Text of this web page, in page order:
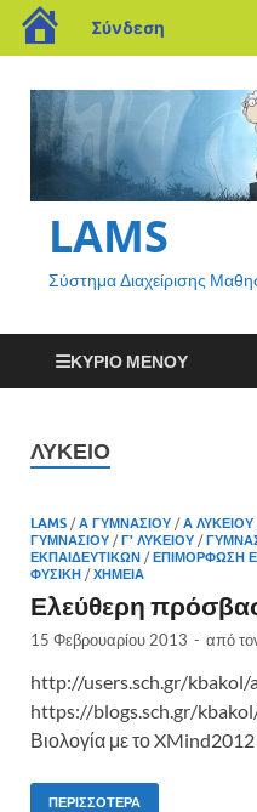
Σύνδεση
LAMS
Σύστημα Διαχείρισης
ΚΎΡΙΟ ΜΕΝΟΎ
ΛΎΚΕΙΟ
LAMS /Α ΓΥΜΝΑΣΊΟΥ /Α ΛΥΚΕΊΟΥ
ΓΥΜΝΑΣΊΟΥ /Γ' ΛΥΚΕΊΟΥ /
ΕΚΠΑΙΔΕΥΤΙΚΏΝ /ΕΠΙΜΌΡΦΩΣΗ
ΦΥΣΙΚΉ /ΧΗΜΕΊΑ
Ελεύθερη
15 Φεβρουαρίου 2013 - από
http://users.sch.gr/kbakol/
https://blogs.sch.gr/kbakol/
Βιολογία με το
ΠΕΡΙΣΣΌΤΕΡΑ